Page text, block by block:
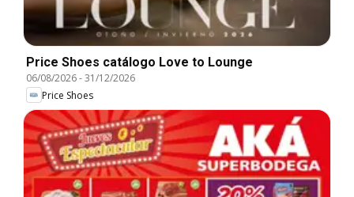
Price Shoes catálogo Love to Lounge
06/08/2026-31/12/2026
Price Shoes